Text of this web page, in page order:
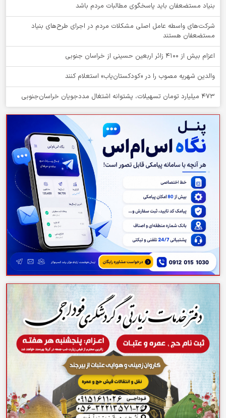
بنیاد مستضعفان باید پاسخگوی مطالبات مردم باشد
شرکت‌های واسطه عامل اصلی مشکلات مردم در اجرای طرح‌های بنیاد
مستضعفان هستند
اعزام بیش از 4100 زائر اربعین حسینی از خراسان جنوبی
والدین شهریه مصوب را در «کودکستان‌یاب» استعلام کنند
۴۷۳ میلیارد تومان تسهیلات، پشتوانه اشتغال مددجویان خراسان‌جنوبی